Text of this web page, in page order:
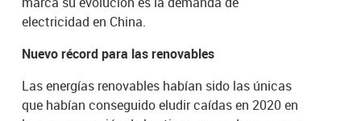
electricidad en China.
Nuevo récord para las renovables
Las energías renovables habían sido las únicas
que habían conseguido eludir caídas en 2020 en